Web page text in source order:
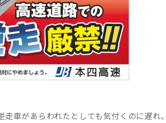
車があらわれたとしても気付くのに遅れ